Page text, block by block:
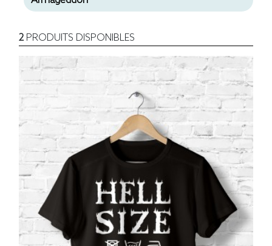
2PRODUITS DISPONIBLES